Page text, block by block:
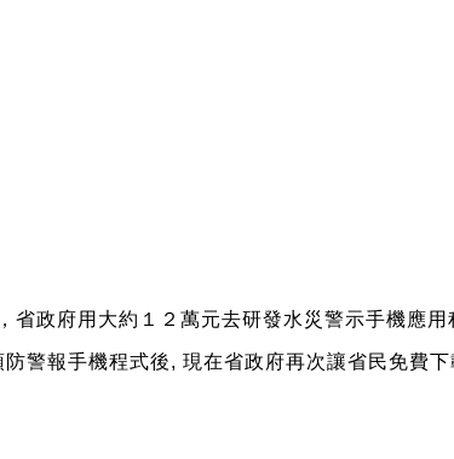
政府用大約１２萬元去研發水災警示手機應用
防警報手機程式後, 現在省政府再次讓省民免費